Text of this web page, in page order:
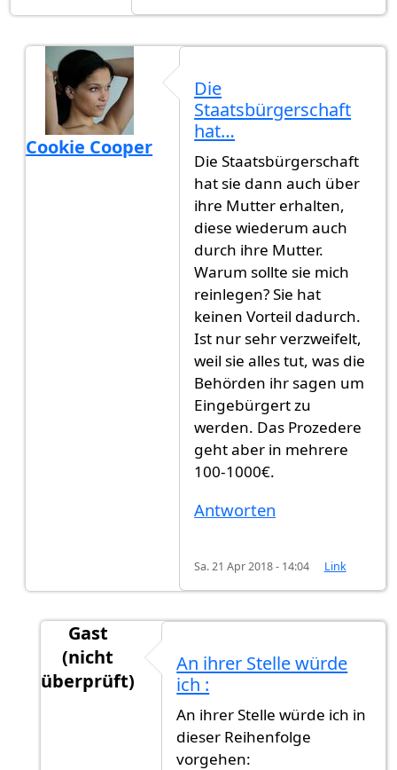
Cookie Cooper
Das ist kein Witz oder?…vonTi
Die
Staatsbürgerschaft
hat…
Die Staatsbürgerschaft
hat sie dann auch über
ihre Mutter erhalten,
diese wiederum auch
durch ihre Mutter.
Warum sollte sie mich
reinlegen? Sie hat
keinen Vorteil dadurch.
Ist nur sehr verzweifelt,
weil sie alles tut, was die
Behörden ihr sagen um
Eingebürgert zu
werden. Das Prozedere
geht aber in mehrere
100-1000€.
Antworten
Sa. 21 Apr 2018 - 14:04 Link
Gast
(nicht
überprüft)
Die Staatsbürgerschaft hat… von
An ihrer Stelle würde
ich :
An ihrer Stelle würde ich in
dieser Reihenfolge
vorgehen: